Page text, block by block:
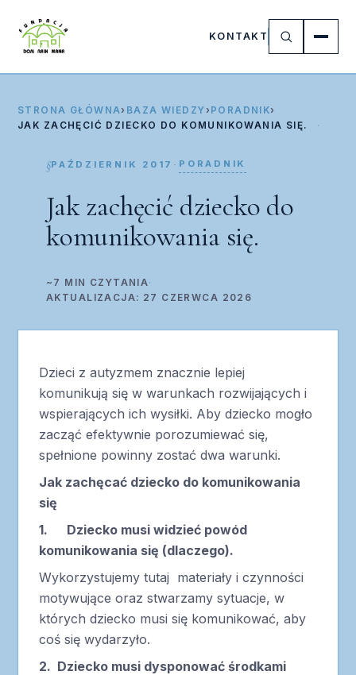
KONTAKT
STRONA GŁÓWNA› BAZA WIEDZY› PORADNIK›
JAK ZACHĘCIĆ DZIECKO DO KOMUNIKOWANIA SIĘ.
PAŹDZIERNIK 2017 · PORADNIK
Jak zachęcić dziecko do
komunikowania się.
~7 MIN CZYTANIA·
AKTUALIZACJA: 27 CZERWCA 2026
Dzieci z autyzmem znacznie lepiej
komunikują się w warunkach rozwijających i
wspierających ich wysiłki. Aby dziecko mogło
zacząć efektywnie porozumiewać się,
spełnione powinny zostać dwa warunki.
Jak zachęcać dziecko do komunikowania
się
1. Dziecko musi widzieć powód
komunikowania się (dlaczego).
Wykorzystujemy tutaj materiały i czynności
motywujące oraz stwarzamy sytuacje, w
których dziecko musi się komunikować, aby
coś się wydarzyło.
2. Dziecko musi dysponować środkami